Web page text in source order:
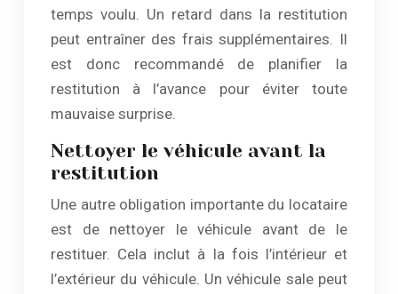
temps voulu. Un retard dans la restitution
peut entraîner des frais supplémentaires. Il
est donc recommandé de planifier la
restitution à l’avance pour éviter toute
mauvaise surprise.
Nettoyer le véhicule avant la
restitution
Une autre obligation importante du locataire
est de nettoyer le véhicule avant de le
restituer. Cela inclut à la fois l’intérieur et
l’extérieur du véhicule. Un véhicule sale peut